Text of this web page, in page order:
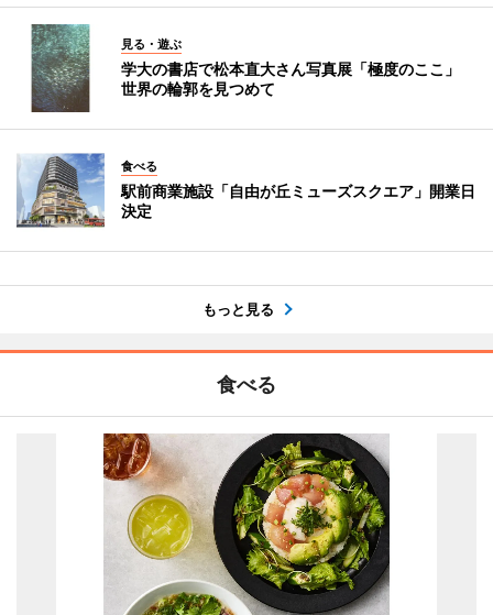
見る・遊ぶ
学大の書店で松本直大さん写真展「極度のここ」
世界の輪郭を見つめて
食べる
駅前商業施設「自由が丘ミューズスクエア」開業日
決定
もっと見る
食べる